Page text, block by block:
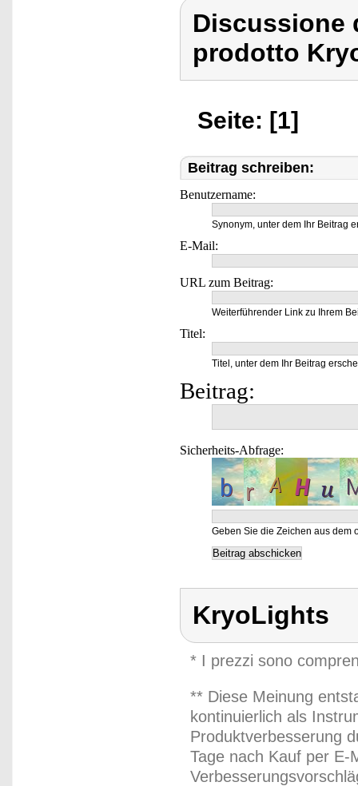
Discussione
prodotto
Seite: [1]
Beitrag schreiben:
Benutzername:
Synonym, unter dem Ihr Beitrag
E-Mail:
URL zum Beitrag:
Weiterführender Link zu Ihrem
Titel:
Titel, unter dem Ihr Beitrag
Beitrag:
Sicherheits-Abfrage:
Geben Sie die Zeichen aus dem
KryoLights
* I prezzi sono
** Diese Meinung
kontinuierlich als
Produktverbesserung
Tage nach Kauf per E-